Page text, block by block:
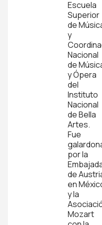
Escuela
Superior
de
y
Nacional
de
y Ópera
del
Instituto
Nacional
de Bella
Artes.
Fue
por la
de
en
y la
Mozart